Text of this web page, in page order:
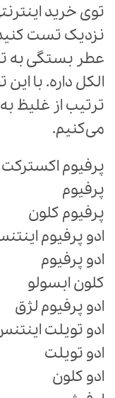
توی خرید
نزدیک تست
عطر بستگی به
الکل داره. با
ترتیب از غلیظ
می‌کنیم.
پرفیوم اکسترکت
پرفیوم
پرفیوم کلون
ادو پرفیوم
ادو پرفیوم
کلون ابسولو
ادو پرفیوم لژق
ادو تویلت
ادو تویلت
ادو کلون